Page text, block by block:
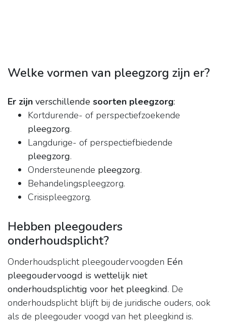
Welke vormen van pleegzorg zijn er?
Er zijn verschillende soorten pleegzorg:
Kortdurende- of perspectiefzoekende
pleegzorg.
Langdurige- of perspectiefbiedende
pleegzorg.
Ondersteunende pleegzorg.
Behandelingspleegzorg.
Crisispleegzorg.
Hebben pleegouders
onderhoudsplicht?
Onderhoudsplicht pleegoudervoogden Eén
pleegoudervoogd is wettelijk niet
onderhoudsplichtig voor het pleegkind. De
onderhoudsplicht blijft bij de juridische ouders, ook
als de pleegouder voogd van het pleegkind is.